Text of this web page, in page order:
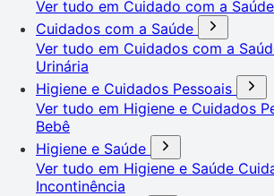
Ver tudo em Cuidado com a Saúde
Cuidados com a Saúde
Ver tudo em Cuidados com a
Urinária
Higiene e Cuidados Pessoais
Ver tudo em Higiene e Cuidados
Bebê
Higiene e Saúde
Ver tudo em Higiene e Saúde
Incontinência